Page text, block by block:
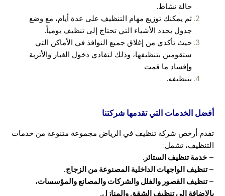
حالة نشاط.
ثم يمكنك توزيع مهام التنظيف على عدة أيام، مع وضع
جدول يحدد الأشياء التي تحتاج إلى تنظيف يومياً.
حيث تأكدي من إغلاق جميع النوافذ في الأماكن التي
ستقومين بتنظيفها، وذلك لتفادي دخول الغبار والأتربة
وإفساد ما قمت
بتنظيفه.
أفضل الخدمات التي تقدمها شركتنا
تقدم أرخص شركة تنظيف في الرياض مجموعة متنوعة من خدمات
التنظيف، تشمل:
–خدمة تنظيف الستائر .
–تنظيف الواجهات الداخلية المصنوعة من الزجاج.
–تنظيف القصور والفلل والشركات والمصانع والمؤسسات،
بالإضافة إلى تنظيف الشقق والمنازل.